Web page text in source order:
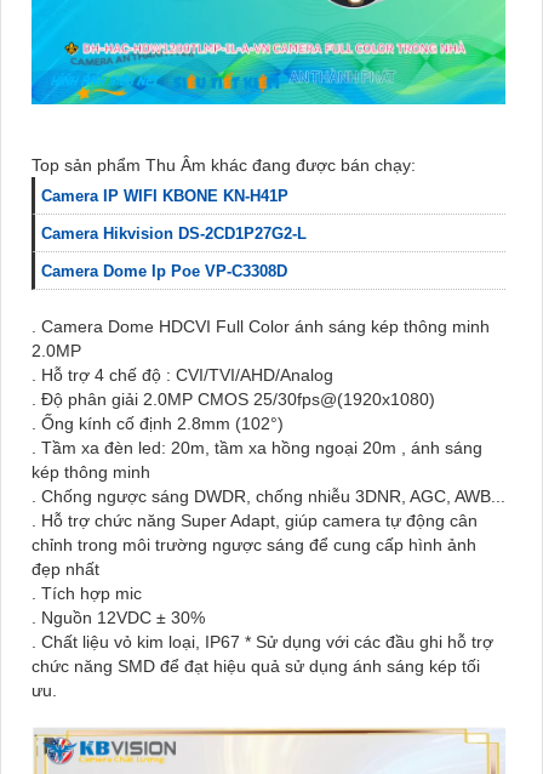
Top sản phẩm Thu Âm khác đang được bán chạy:
Camera IP WIFI KBONE KN-H41P
Camera Hikvision DS-2CD1P27G2-L
Camera Dome Ip Poe VP-C3308D
. Camera Dome HDCVI Full Color ánh sáng kép thông minh
2.0MP
. Hỗ trợ 4 chế độ : CVI/TVI/AHD/Analog
. Độ phân giải 2.0MP CMOS 25/30fps@(1920x1080)
. Ống kính cố định 2.8mm (102°)
. Tầm xa đèn led: 20m, tầm xa hồng ngoại 20m , ánh sáng
kép thông minh
. Chống ngược sáng DWDR, chống nhiễu 3DNR, AGC, AWB...
. Hỗ trợ chức năng Super Adapt, giúp camera tự động cân
chỉnh trong môi trường ngược sáng để cung cấp hình ảnh
đẹp nhất
. Tích hợp mic
. Nguồn 12VDC ± 30%
. Chất liệu vỏ kim loại, IP67 * Sử dụng với các đầu ghi hỗ trợ
chức năng SMD để đạt hiệu quả sử dụng ánh sáng kép tối
ưu.